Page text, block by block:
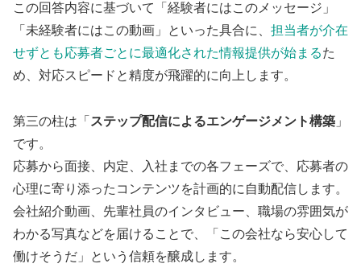
この回答内容に基づいて「経験者にはこのメッセージ」
「未経験者にはこの動画」といった具合に、 担当者が介在
せずとも応募者ごとに最適化された情報提供が始まるた
め、対応スピードと精度が飛躍的に向上します。
第三の柱は「 ステップ配信によるエンゲージメント構築 」
です。
応募から面接、内定、入社までの各フェーズで、応募者の
心理に寄り添ったコンテンツを計画的に自動配信します。
会社紹介動画、先輩社員のインタビュー、職場の雰囲気が
わかる写真などを届けることで、「この会社なら安心して
働けそうだ」という信頼を醸成します。